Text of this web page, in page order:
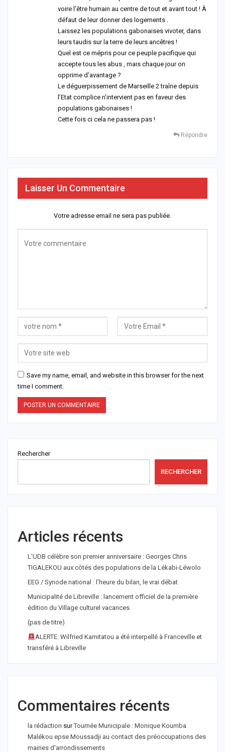
voire l’être humain au centre de tout et avant tout ! À
défaut de leur donner des logements .
Laissez les populations gabonaises vivoter, dans
leurs taudis sur la terre de leurs ancêtres !
Quel est ce mépris pour ce peuple pacifique qui
accepte tous les abus , mais chaque jour on
opprime d’avantage ?
Le déguerpissement de Marseille 2 traîne depuis
l’Etat complice n’intervient pas en faveur des
populations gabonaises !
Cette fois ci cela ne passera pas !
Répondre
Laisser Un Commentaire
Votre adresse email ne sera pas publiée.
Save my name, email, and website in this browser for the next
time I comment.
Rechercher
RECHERCHER
Articles récents
L’UDB célèbre son premier anniversaire : Georges Chris
TIGALEKOU aux côtés des populations de la Lékabi-Léwolo
EEG / Synode national : l’heure du bilan, le vrai débat
Municipalité de Libreville : lancement officiel de la première
édition du Village culturel vacances
(pas de titre)
ALERTE: Wilfried Kamitatou a été interpellé à Franceville et
transféré à Libreville
Commentaires récents
la rédaction surTournée Municipale : Monique Koumba
Malékou epse Moussadji au contact des préoccupations des
mairies d'arrondissements